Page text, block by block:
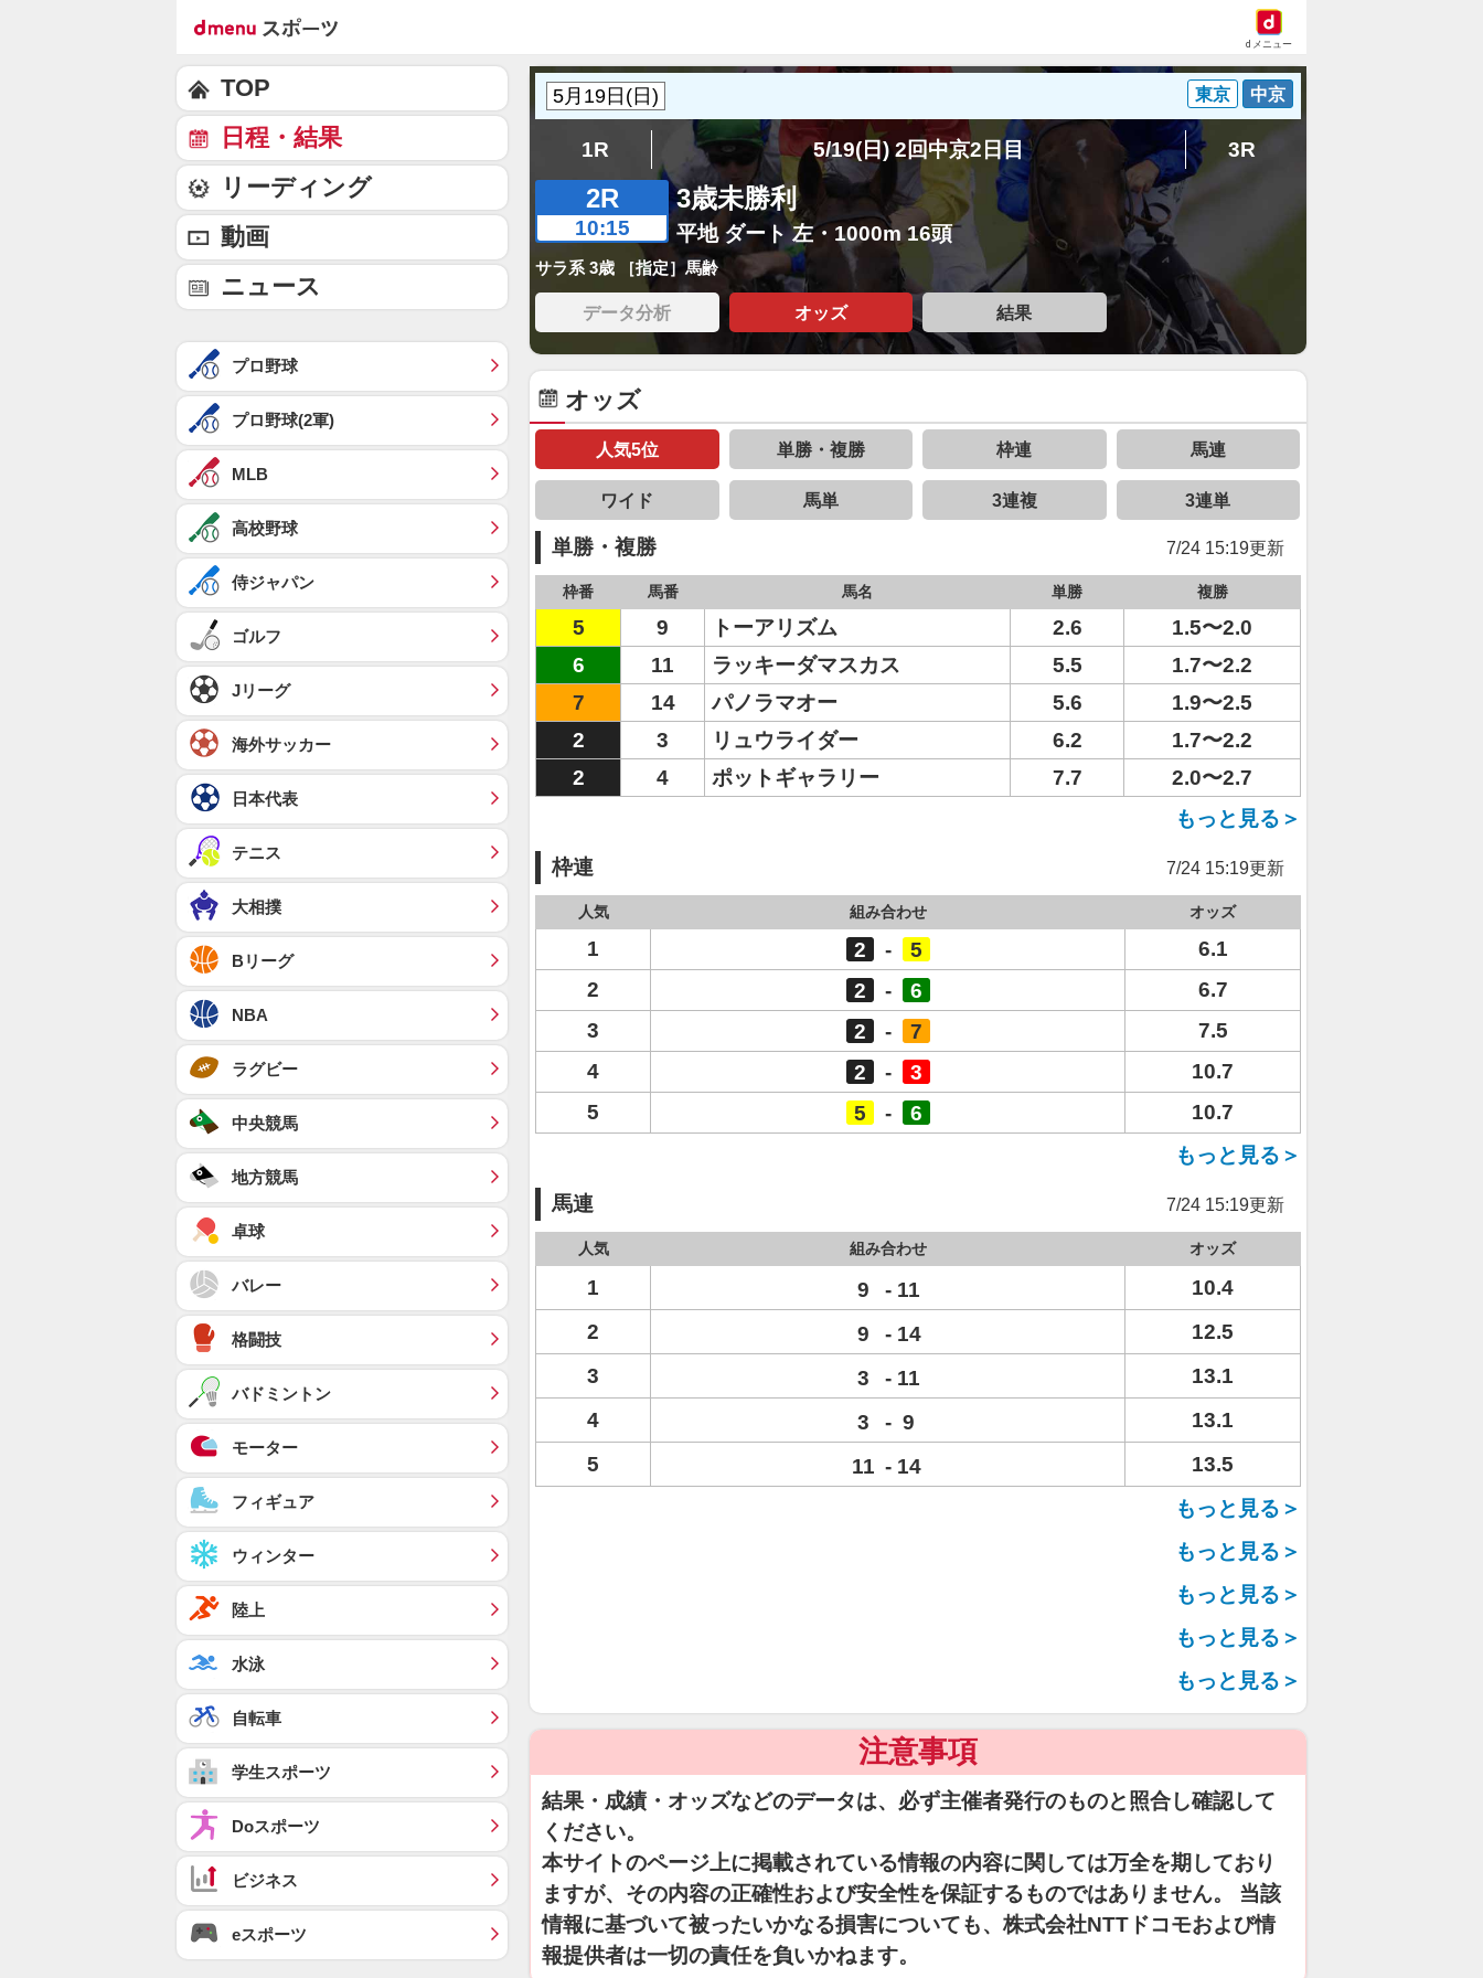
dメニュー
東京 中京
1R 5/19(日) 2回中京2日目 3R
2R
10:15
3歳未勝利
平地 ダート 左・1000m 16頭
サラ系 3歳 ［指定］馬齢
データ分析 オッズ 結果
オッズ
人気5位 単勝・複勝 枠連 馬連
ワイド 馬単 3連複 3連単
単勝・複勝 7/24 15:19更新
枠番 馬番 馬名 単勝 複勝
5 9 トーアリズム 2.6
1.5〜2.0
6
11 ラッキーダマスカス 5.5
1.7〜2.2
7
14 パノラマオー 5.6
1.9〜2.5
2
3 リュウライダー 6.2
1.7〜2.2
2
4 ポットギャラリー 7.7
2.0〜2.7
もっと見る＞
枠連 7/24 15:19更新
人気 組み合わせ オッズ
1 2 - 5
6.1
2
2 - 6
6.7
3
2 - 7
7.5
4
2 - 3
10.7
5
5 - 6
10.7
もっと見る＞
馬連 7/24 15:19更新
人気 組み合わせ オッズ
1 9 - 11
10.4
2
9 - 14
12.5
3
3 - 11
13.1
4
3 - 9
13.1
5
11 - 14
13.5
もっと見る＞
もっと見る＞
もっと見る＞
もっと見る＞
もっと見る＞
注意事項
結果・成績・オッズなどのデータは、必ず主催者発行のものと照合し確認して
ください。
本サイトのページ上に掲載されている情報の内容に関しては万全を期しており
ますが、その内容の正確性および安全性を保証するものではありません。 当該
情報に基づいて被ったいかなる損害についても、株式会社NTTドコモおよび情
報提供者は一切の責任を負いかねます。
TOP
日程・結果
リーディング
動画
ニュース
プロ野球
プロ野球(2軍)
MLB
高校野球
侍ジャパン
ゴルフ
Jリーグ
海外サッカー
日本代表
テニス
大相撲
Bリーグ
NBA
ラグビー
中央競馬
地方競馬
卓球
バレー
格闘技
バドミントン
モーター
フィギュア
ウィンター
陸上
水泳
自転車
学生スポーツ
Doスポーツ
ビジネス
eスポーツ